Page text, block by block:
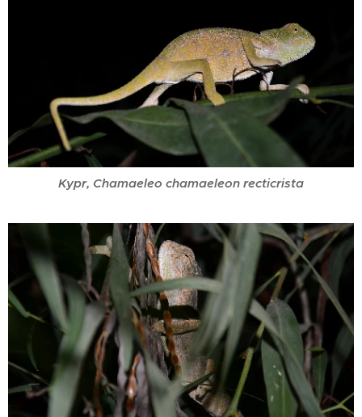
Kypr, Chamaeleo chamaeleon recticrista